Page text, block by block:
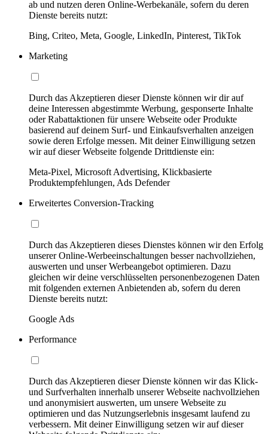
ab und nutzen deren Online-Werbekanäle, sofern du deren
Dienste bereits nutzt:
Bing, Criteo, Meta, Google, LinkedIn, Pinterest, TikTok
Marketing
Durch das Akzeptieren dieser Dienste können wir dir auf
deine Interessen abgestimmte Werbung, gesponserte Inhalte
oder Rabattaktionen für unsere Webseite oder Produkte
basierend auf deinem Surf- und Einkaufsverhalten anzeigen
sowie deren Erfolge messen. Mit deiner Einwilligung setzen
wir auf dieser Webseite folgende Drittdienste ein:
Meta-Pixel, Microsoft Advertising, Klickbasierte
Produktempfehlungen, Ads Defender
Erweitertes Conversion-Tracking
Durch das Akzeptieren dieses Dienstes können wir den Erfolg
unserer Online-Werbeeinschaltungen besser nachvollziehen,
auswerten und unser Werbeangebot optimieren. Dazu
gleichen wir deine verschlüsselten personenbezogenen Daten
mit folgenden externen Anbietenden ab, sofern du deren
Dienste bereits nutzt:
Google Ads
Performance
Durch das Akzeptieren dieser Dienste können wir das Klick-
und Surfverhalten innerhalb unserer Webseite nachvollziehen
und anonymisiert auswerten, um unsere Webseite zu
optimieren und das Nutzungserlebnis insgesamt laufend zu
verbessern. Mit deiner Einwilligung setzen wir auf dieser